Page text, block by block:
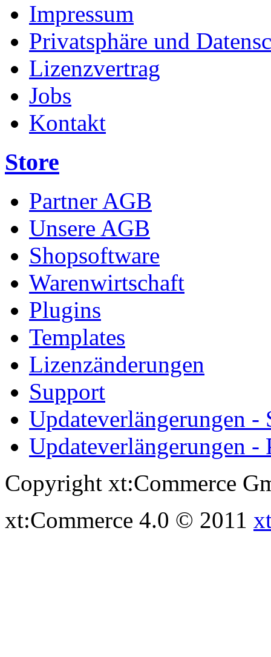
Impressum
Privatsphäre und
Lizenzvertrag
Jobs
Kontakt
Store
Partner AGB
Unsere AGB
Shopsoftware
Warenwirtschaft
Plugins
Templates
Lizenzänderungen
Support
Updateverlängerungen -
Updateverlängerungen -
Copyright xt:Commerce
xt:Commerce 4.0 © 2011